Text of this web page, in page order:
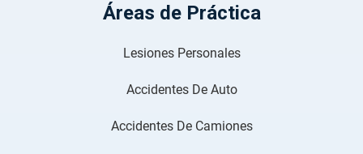
Áreas de Práctica
Lesiones Personales
Accidentes De Auto
Accidentes De Camiones